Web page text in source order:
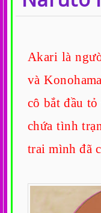
Akari là
và
cô bắt đầu
chứa tình
trai mình đã